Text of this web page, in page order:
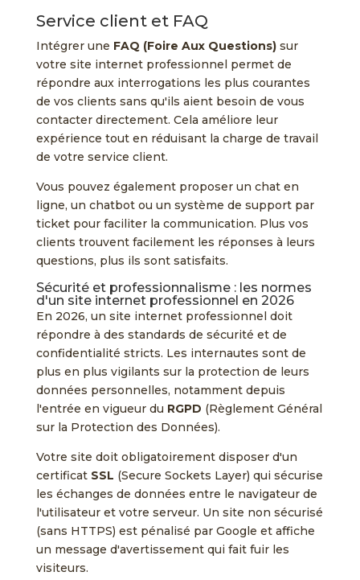
Service client et FAQ
Intégrer une FAQ (Foire Aux Questions)sur
votre site internet professionnel permet de
répondre aux interrogations les plus courantes
de vos clients sans qu'ils aient besoin de vous
contacter directement. Cela améliore leur
expérience tout en réduisant la charge de travail
de votre service client.
Vous pouvez également proposer un chat en
ligne, un chatbot ou un système de support par
ticket pour faciliter la communication. Plus vos
clients trouvent facilement les réponses à leurs
questions, plus ils sont satisfaits.
Sécurité et professionnalisme : les normes
d'un site internet professionnel en 2026
En 2026, un site internet professionnel doit
répondre à des standards de sécurité et de
confidentialité stricts. Les internautes sont de
plus en plus vigilants sur la protection de leurs
données personnelles, notamment depuis
l'entrée en vigueur du RGPD (Règlement Général
sur la Protection des Données).
Votre site doit obligatoirement disposer d'un
certificat SSL (Secure Sockets Layer) qui sécurise
les échanges de données entre le navigateur de
l'utilisateur et votre serveur. Un site non sécurisé
(sans HTTPS) est pénalisé par Google et affiche
un message d'avertissement qui fait fuir les
visiteurs.